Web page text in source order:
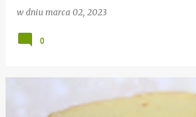
w dniu marca 02, 2023
0